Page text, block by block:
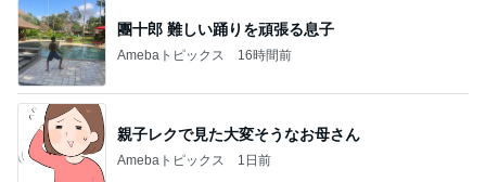
團十郎 難しい踊りを頑張る息子
Amebaトピックス 16時間前
親子レクで見た大変そうなお母さん
Amebaトピックス 1日前